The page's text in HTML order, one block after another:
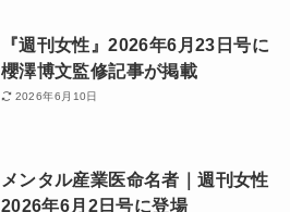
『週刊女性』2026年6月23日号に
櫻澤博文監修記事が掲載
2026年6月10日
メンタル産業医命名者｜週刊女性
2026年6月2日号に登場